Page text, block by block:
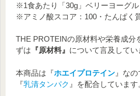
※1食あたり「30g」ベリーヨーグル
※アミノ酸スコア：100・たんぱく
THE PROTEINの原材料や栄養成分
ずは 『原材料』 について言及してい
本商品は『ホエイプロテイン 』な
『乳清タンパク 』を配合しています